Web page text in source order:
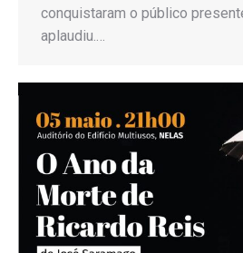
conquistaram o público
aplaudiu.…